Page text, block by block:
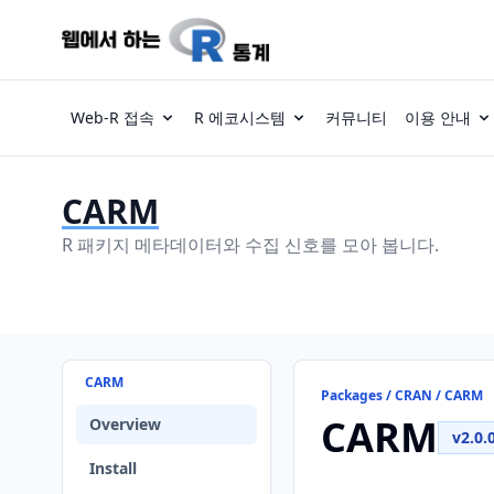
Web-R 접속 R 에코시스템 커뮤니티 이용 안내
CARM
R 패키지 메타데이터와 수집 신호를 모아 봅니다.
CARM
Overview
Install
Packages / CRAN / CARM
CARM